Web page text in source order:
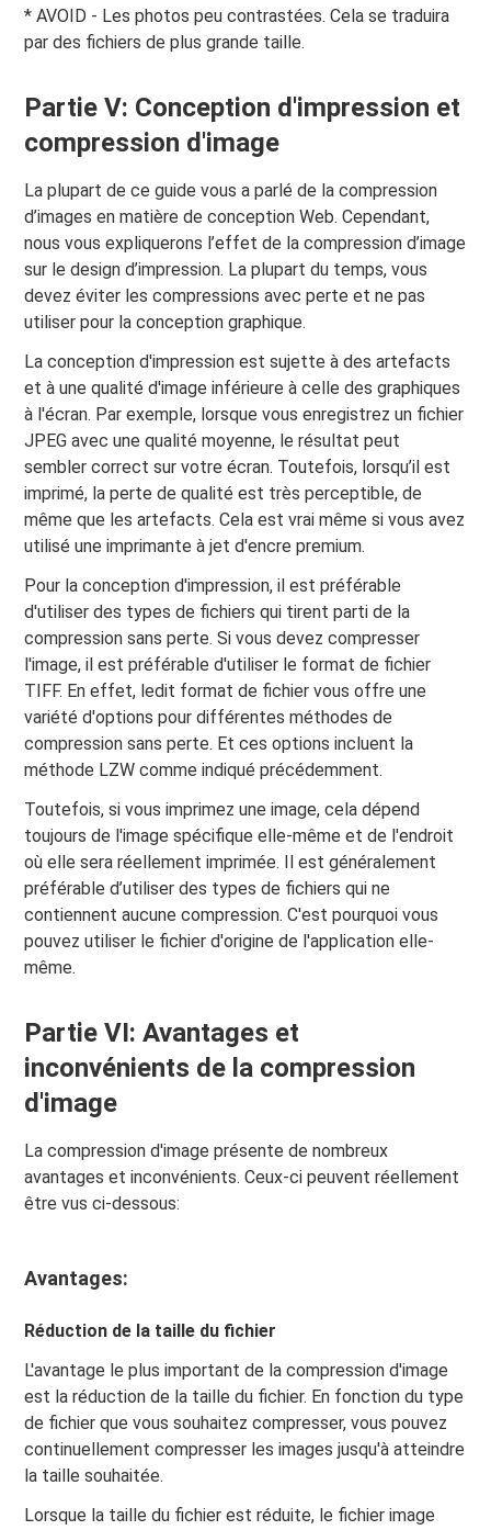
* AVOID - Les photos peu contrastées. Cela se traduira
par des fichiers de plus grande taille.
Partie V: Conception d'impression et
compression d'image
La plupart de ce guide vous a parlé de la compression
d’images en matière de conception Web. Cependant,
nous vous expliquerons l’effet de la compression d’image
sur le design d’impression. La plupart du temps, vous
devez éviter les compressions avec perte et ne pas
utiliser pour la conception graphique.
La conception d'impression est sujette à des artefacts
et à une qualité d'image inférieure à celle des graphiques
à l'écran. Par exemple, lorsque vous enregistrez un fichier
JPEG avec une qualité moyenne, le résultat peut
sembler correct sur votre écran. Toutefois, lorsqu’il est
imprimé, la perte de qualité est très perceptible, de
même que les artefacts. Cela est vrai même si vous avez
utilisé une imprimante à jet d'encre premium.
Pour la conception d'impression, il est préférable
d'utiliser des types de fichiers qui tirent parti de la
compression sans perte. Si vous devez compresser
l'image, il est préférable d'utiliser le format de fichier
TIFF. En effet, ledit format de fichier vous offre une
variété d'options pour différentes méthodes de
compression sans perte. Et ces options incluent la
méthode LZW comme indiqué précédemment.
Toutefois, si vous imprimez une image, cela dépend
toujours de l'image spécifique elle-même et de l'endroit
où elle sera réellement imprimée. Il est généralement
préférable d’utiliser des types de fichiers qui ne
contiennent aucune compression. C'est pourquoi vous
pouvez utiliser le fichier d'origine de l'application elle-
même.
Partie VI: Avantages et
inconvénients de la compression
d'image
La compression d'image présente de nombreux
avantages et inconvénients. Ceux-ci peuvent réellement
être vus ci-dessous:
Avantages:
Réduction de la taille du fichier
L'avantage le plus important de la compression d'image
est la réduction de la taille du fichier. En fonction du type
de fichier que vous souhaitez compresser, vous pouvez
continuellement compresser les images jusqu'à atteindre
la taille souhaitée.
Lorsque la taille du fichier est réduite, le fichier image